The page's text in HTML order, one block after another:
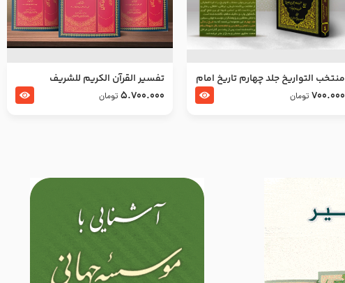
منتخب التواریخ جلد چهارم تاریخ امام
زین العابدین و امام محمد باقر
700.000 تومان
تفسير القرآن الكريم للشريف
المرتضي قدس سرّه
5.700.000 تومان